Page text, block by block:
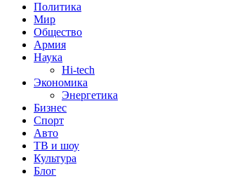
Политика
Мир
Общество
Армия
Наука
Hi-tech
Экономика
Энергетика
Бизнес
Спорт
Авто
ТВ и шоу
Культура
Блог